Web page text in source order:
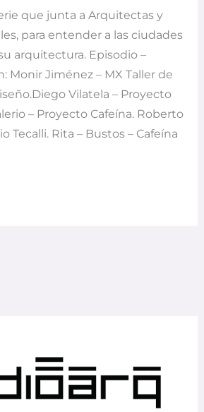
que junta a Arquitectas y
para entender a las ciudades
arquitectura. Episodio –
Monir Jiménez – MX Taller de
Vilatela – Proyecto
– Proyecto Cafeína. Roberto
Tecalli. Rita – Bustos – Cafeína